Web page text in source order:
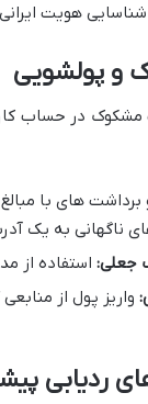
شناسایی هویت
مشکوک در حساب
برداشت های با
ناگهانی به یک
جعلی: استفاده از
واریز پول از